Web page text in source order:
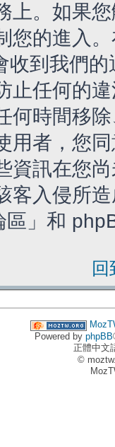
上。如果
您的進入
收到我們
止任何的
何時間移
用者，您
資訊在您
客入侵所
區」和
Powered by phpBB
正體中文
©